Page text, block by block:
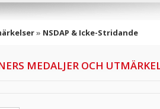
» NSDAP & Icke-Stridande
MEDALJER OCH